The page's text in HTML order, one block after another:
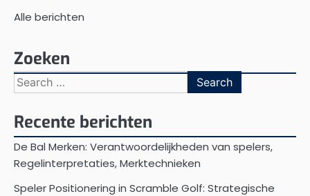
Alle berichten
Zoeken
Search
for:
Recente berichten
De Bal Merken: Verantwoordelijkheden van spelers,
Regelinterpretaties, Merktechnieken
Speler Positionering in Scramble Golf: Strategische